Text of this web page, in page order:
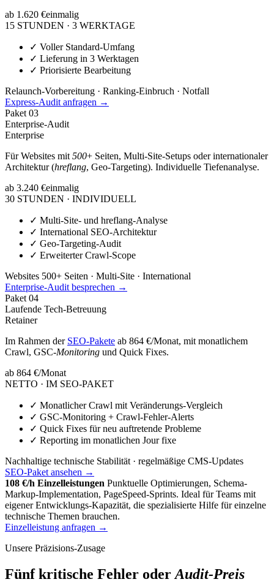
ab 1.620 €einmalig
15 STUNDEN · 3 WERKTAGE
✓ Voller Standard-Umfang
✓ Lieferung in 3 Werktagen
✓ Priorisierte Bearbeitung
Relaunch-Vorbereitung · Ranking-Einbruch · Notfall
Express-Audit anfragen →
Paket 03
Enterprise-Audit
Enterprise
Für Websites mit 500+ Seiten, Multi-Site-Setups oder internationaler
Architektur (hreflang, Geo-Targeting). Individuelle Tiefenanalyse.
ab 3.240 €einmalig
30 STUNDEN · INDIVIDUELL
✓ Multi-Site- und hreflang-Analyse
✓ International SEO-Architektur
✓ Geo-Targeting-Audit
✓ Erweiterter Crawl-Scope
Websites 500+ Seiten · Multi-Site · International
Enterprise-Audit besprechen →
Paket 04
Laufende Tech-Betreuung
Retainer
Im Rahmen der SEO-Pakete ab 864 €/Monat, mit monatlichem
Crawl, GSC-Monitoring und Quick Fixes.
ab 864 €/Monat
NETTO · IM SEO-PAKET
✓ Monatlicher Crawl mit Veränderungs-Vergleich
✓ GSC-Monitoring + Crawl-Fehler-Alerts
✓ Quick Fixes für neu auftretende Probleme
✓ Reporting im monatlichen Jour fixe
Nachhaltige technische Stabilität · regelmäßige CMS-Updates
SEO-Paket ansehen →
108 €/h Einzelleistungen Punktuelle Optimierungen, Schema-
Markup-Implementation, PageSpeed-Sprints. Ideal für Teams mit
eigener Entwicklungs-Kapazität, die spezialisierte Hilfe für einzelne
technische Themen brauchen.
Einzelleistung anfragen →
Unsere Präzisions-Zusage
Fünf kritische Fehler oderAudit-Preis